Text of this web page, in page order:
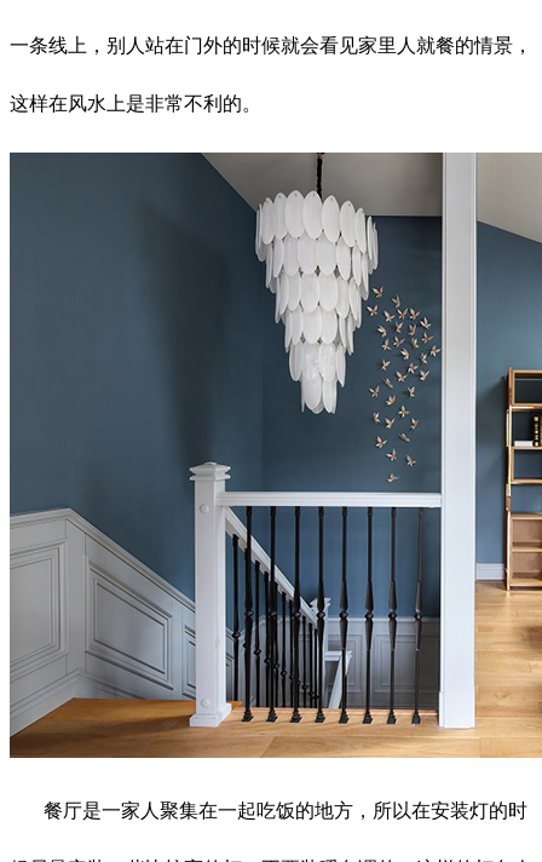
一条线上，别人站在门外的时候就会看见家里人就餐的情景，
这样在风水上是非常不利的。
餐厅是一家 人聚集在一起吃饭的地方，所以在安装灯的时